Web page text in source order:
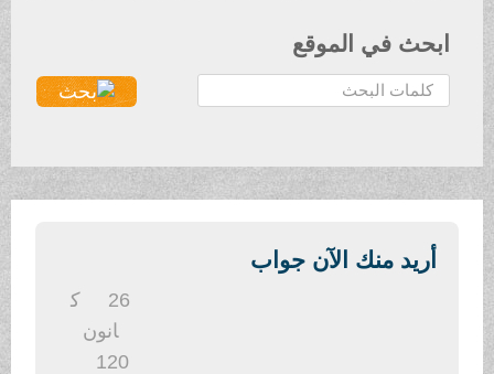
ابحث في الموقع
ح
ث
أريد منك الآن جواب
انون
120